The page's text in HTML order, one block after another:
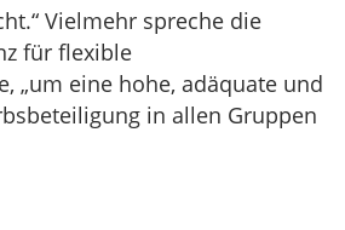
Vielmehr spreche die
für flexible
„um eine hohe, adäquate und
in allen Gruppen